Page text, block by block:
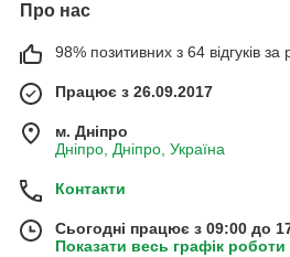
Про нас
98% позитивних з 64 відгуків за
Працює з 26.09.2017
м. Дніпро
Дніпро, Дніпро, Україна
Контакти
Сьогодні працює з 09:00 до
Показати весь графік роботи